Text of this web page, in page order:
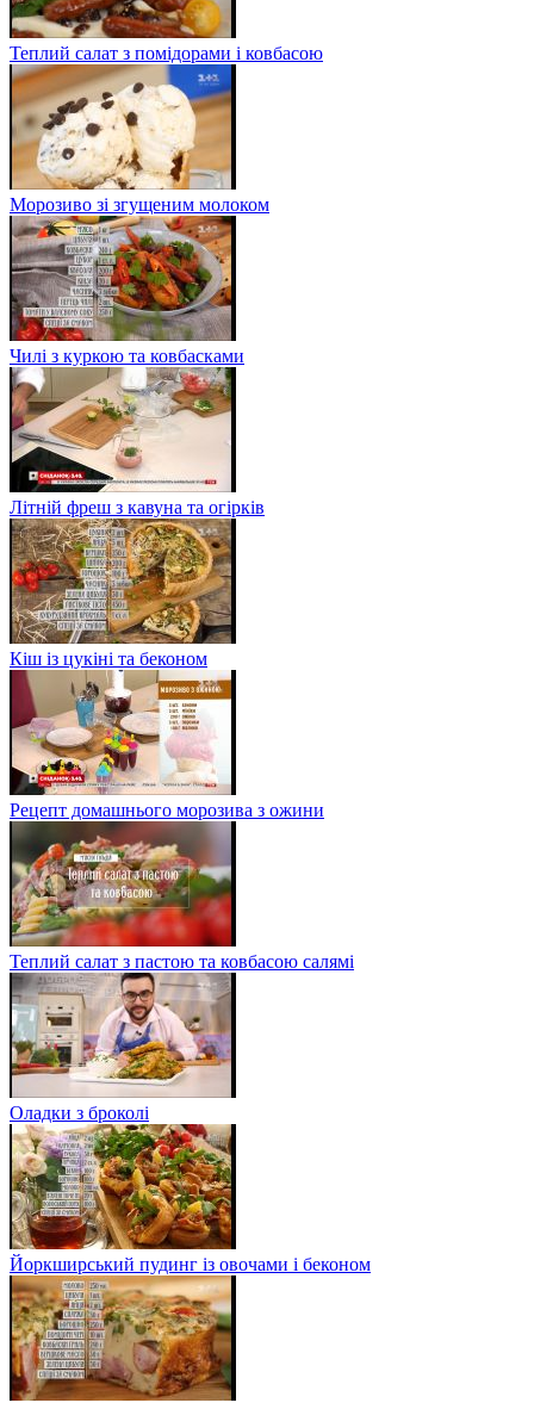
Теплий салат з помідорами і ковбасою
Морозиво зі згущеним молоком
Чилі з куркою та ковбасками
Літній фреш з кавуна та огірків
Кіш із цукіні та беконом
Рецепт домашнього морозива з ожини
Теплий салат з пастою та ковбасою салямі
Оладки з броколі
Йоркширський пудинг із овочами і беконом